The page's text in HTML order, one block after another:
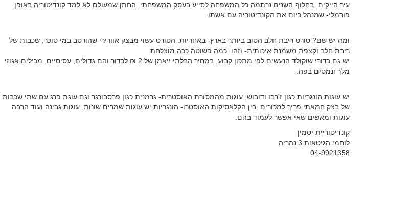
עיר הייקים. בחלוף השנים נרתמה כל המשפחה לסייע בעסק המשפחתי: החתן שמעולם לא למד קונדיטוריה באופן
פורמלי- שמנהל כיום את הקונדיטוריה עם אשתו.
ומה יש שם? טורט ריבת חלב הטוב ביותר בארץ- באחריות. הטורט עשוי מבצק אוורירי שהורטב במי סוכר, שכבות של
ריבת חלב וקצפת משמנת איכותית- וזהו. כמה פשוטה ככה מוצלחת.
יש גם כדורי שוקולד הנעשים לפי מתכון קבוע, במחיר הבלתי ייאמן של 2 ₪ לכדור והם גדולים, עסיסיים, מכילים אגוזי
מלך ונמסים בפה.
יש עוגות הונגריות כגון ז'רבו ודובוש, עוגות מהמסורת האוסטרית- גרמנית כגון פרסבורגר וגם עוגת פרג עם שתי שכבות
של בצק חמאתי פריך למכורים. בין הקלאסיקות האוסטרו- הונגריות יש עוגות שמרים שונות, עוגות גבינה ועוד הרבה
עוגות ומאפים שאי אפשר לעמוד בהם.
קונדיטוריית יסמין
לוחמי הגיטאות 3 נהריה
04-9921358